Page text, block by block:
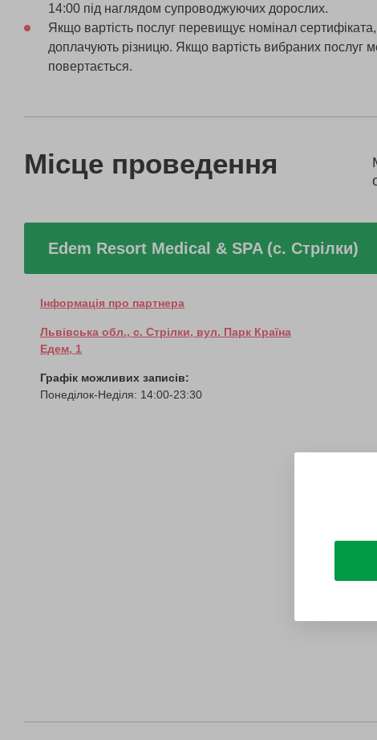
14:00 під наглядом супроводжуючих дорослих.
Якщо вартість послуг перевищує номінал сертифіката,
доплачують різницю. Якщо вартість вибраних послуг
повертається.
Місце проведення
Edem Resort Medical & SPA (c. Стрілки)
Інформація про партнера
Львівська обл., c. Стрілки, вул. Парк Країна
Едем, 1
Графік можливих записів:
Понеділок-Неділя: 14:00-23:30